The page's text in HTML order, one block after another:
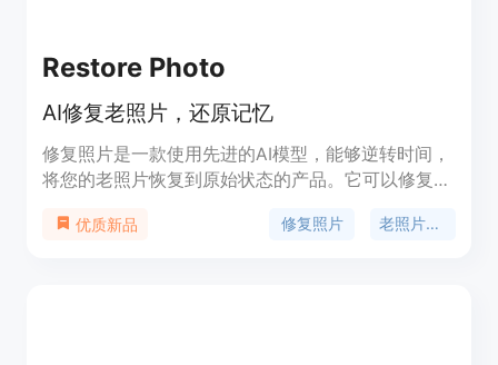
Restore Photo
AI修复老照片，还原记忆
修复照片是一款使用先进的AI模型，能够逆转时间，
将您的老照片恢复到原始状态的产品。它可以修复损
添加正确的颜色，还可以增强低分辨率照片的清晰
优质新品 修复照片 老照片修复